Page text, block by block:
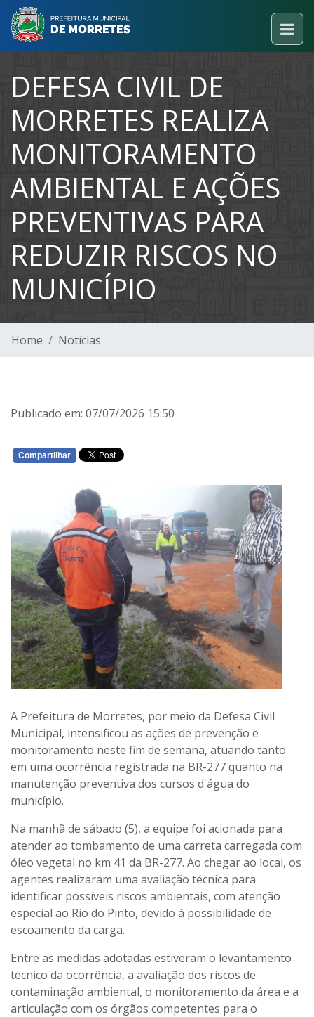
DEFESA CIVIL DE
MORRETES REALIZA
MONITORAMENTO
AMBIENTAL E AÇÕES
PREVENTIVAS PARA
REDUZIR RISCOS NO
MUNICÍPIO
Home Notícias
Publicado em: 07/07/2026 15:50
Compartilhar
A Prefeitura de Morretes, por meio da Defesa Civil
Municipal, intensificou as ações de prevenção e
monitoramento neste fim de semana, atuando tanto
em uma ocorrência registrada na BR-277 quanto na
manutenção preventiva dos cursos d'água do
município.
Na manhã de sábado (5), a equipe foi acionada para
atender ao tombamento de uma carreta carregada com
óleo vegetal no km 41 da BR-277. Ao chegar ao local, os
agentes realizaram uma avaliação técnica para
identificar possíveis riscos ambientais, com atenção
especial ao Rio do Pinto, devido à possibilidade de
escoamento da carga.
Entre as medidas adotadas estiveram o levantamento
técnico da ocorrência, a avaliação dos riscos de
contaminação ambiental, o monitoramento da área e a
articulação com os órgãos competentes para o